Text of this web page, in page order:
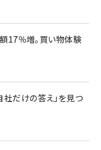
17％増。買い物体験
社だけの答え」を見つ